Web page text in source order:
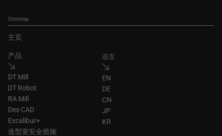
Sitemap
主页
产品
DT Mill
DT Robot
RA Mill
Des CAD
Excalibur+
造型室安全措施
语言
EN
DE
CN
JP
KR